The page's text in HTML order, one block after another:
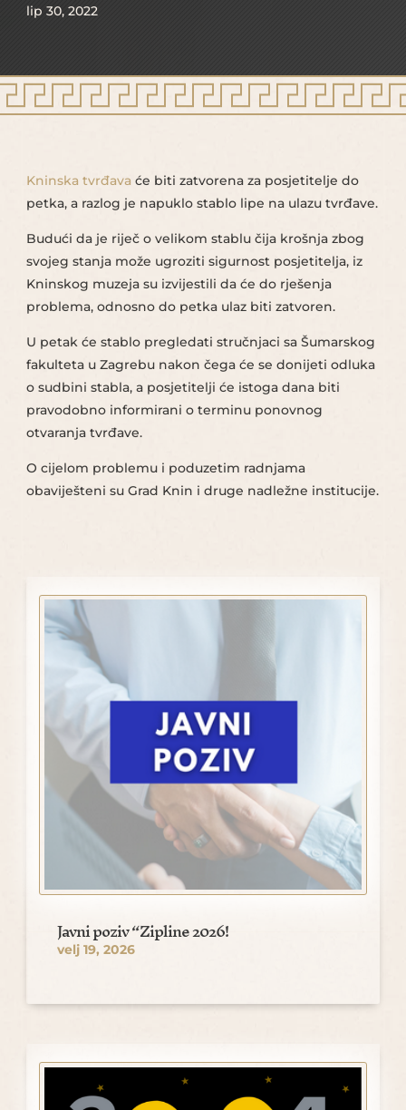
lip 30, 2022
Kninska tvrđava će biti zatvorena za posjetitelje do
petka, a razlog je napuklo stablo lipe na ulazu tvrđave.
Budući da je riječ o velikom stablu čija krošnja zbog
svojeg stanja može ugroziti sigurnost posjetitelja, iz
Kninskog muzeja su izvijestili da će do rješenja
problema, odnosno do petka ulaz biti zatvoren.
U petak će stablo pregledati stručnjaci sa Šumarskog
fakulteta u Zagrebu nakon čega će se donijeti odluka
o sudbini stabla, a posjetitelji će istoga dana biti
pravodobno informirani o terminu ponovnog
otvaranja tvrđave.
O cijelom problemu i poduzetim radnjama
obaviješteni su Grad Knin i druge nadležne institucije.
Javni poziv “Zipline 2026!
velj 19, 2026